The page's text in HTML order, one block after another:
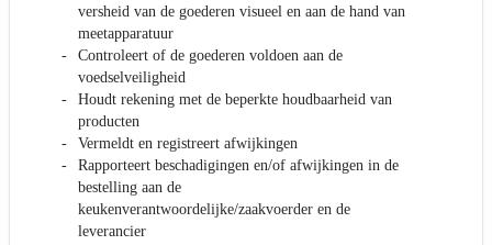
versheid van de goederen visueel en aan de hand van
meetapparatuur
Controleert of de goederen voldoen aan de
voedselveiligheid
Houdt rekening met de beperkte houdbaarheid van
producten
Vermeldt en registreert afwijkingen
Rapporteert beschadigingen en/of afwijkingen in de
bestelling aan de
keukenverantwoordelijke/zaakvoerder en de
leverancier